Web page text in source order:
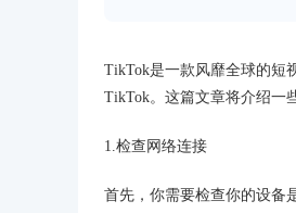
TikTok是一款风靡全球的短
TikTok。这篇文章将介绍一
1.检查网络连接
首先，你需要检查你的设备